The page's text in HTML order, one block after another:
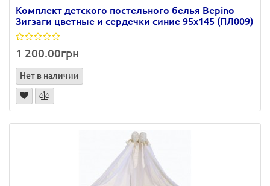
Комплект детского постельного белья Bepino
Зигзаги цветные и сердечки синие 95х145 (ПЛ009)
1 200.00грн
Нет в наличии